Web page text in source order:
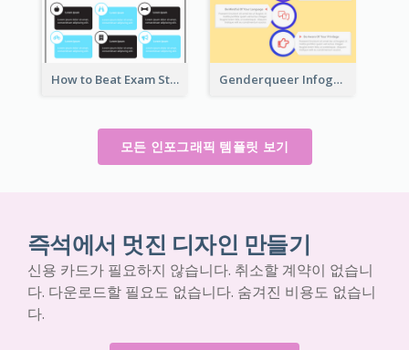
How to Beat Exam Stress Infographic Genderqueer Infographic Infographic
모든 인포그래픽 템플릿 보기
즉석에서 멋진 디자인 만들기
신용 카드가 필요하지 않습니다. 취소할 계약이 없습니
다. 다운로드할 필요도 없습니다. 숨겨진 비용도 없습니
다.